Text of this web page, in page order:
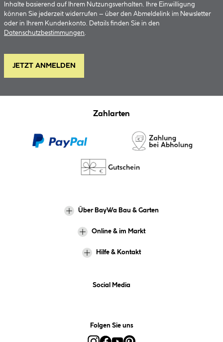
Inhalte basierend auf Ihrem Nutzungsverhalten. Ihre Einwilligung
können Sie jederzeit widerrufen – über den Abmeldelink im Newsletter
oder in Ihrem Kundenkonto. Details finden Sie in den
Datenschutzbestimmungen.
JETZT ANMELDEN
Zahlarten
Über BayWa Bau & Garten
Online & im Markt
Hilfe & Kontakt
Social Media
Folgen Sie uns